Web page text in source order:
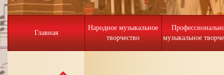
Главная
Народное музыкальное
творчество
музыкальное